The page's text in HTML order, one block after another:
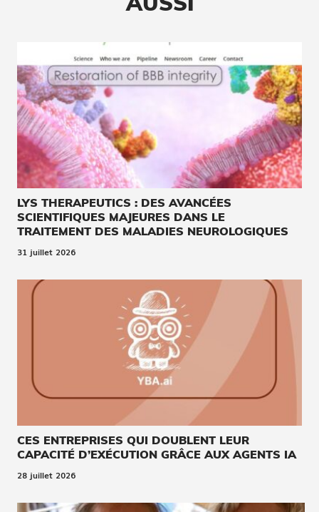
LYS THERAPEUTICS : DES AVANCÉES
SCIENTIFIQUES MAJEURES DANS LE
TRAITEMENT DES MALADIES NEUROLOGIQUES
31 juillet 2026
CES ENTREPRISES QUI DOUBLENT LEUR
CAPACITÉ D’EXÉCUTION GRÂCE AUX AGENTS IA
28 juillet 2026